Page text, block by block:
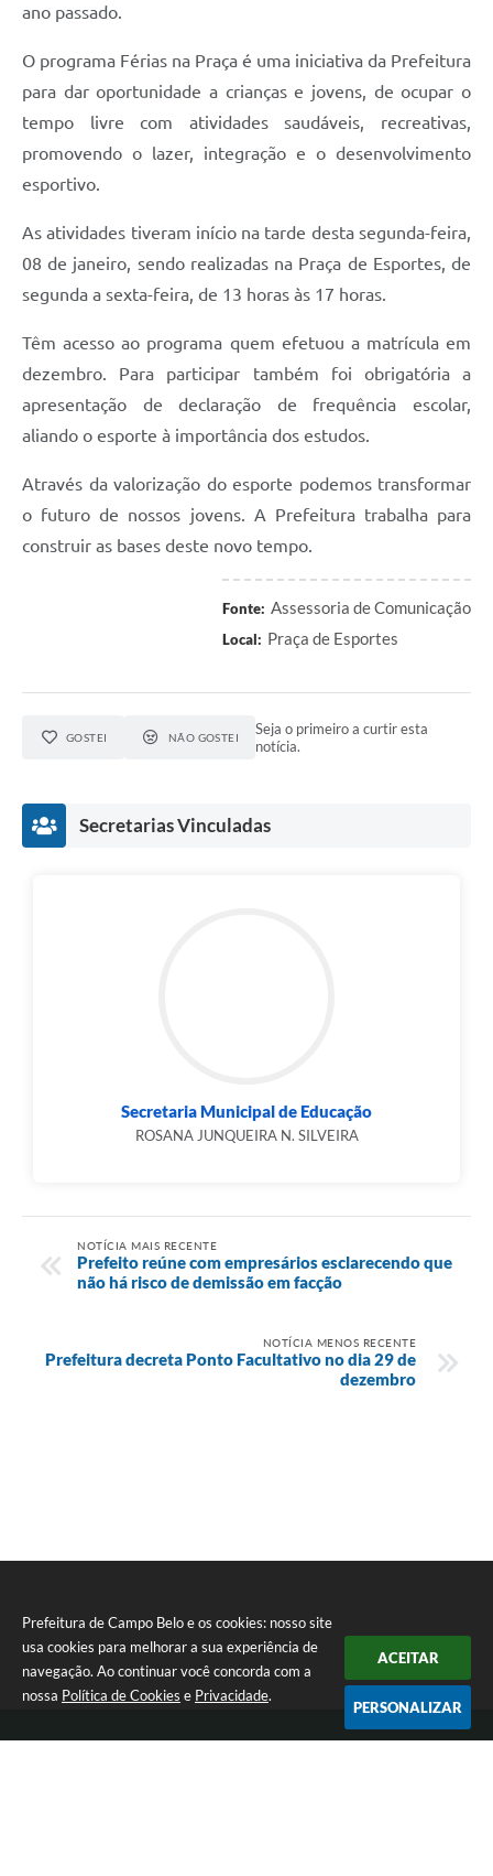
Prefeitura de Campo Belo e os cookies: nosso site
usa cookies para melhorar a sua experiência de
navegação. Ao continuar você concorda com a
nossa Política de Cookies e Privacidade.
ACEITAR
PERSONALIZAR
ano passado.
O programa Férias na Praça é uma iniciativa da Prefeitura
para dar oportunidade a crianças e jovens, de ocupar o
tempo livre com atividades saudáveis, recreativas,
promovendo o lazer, integração e o desenvolvimento
esportivo.
As atividades tiveram início na tarde desta segunda-feira,
08 de janeiro, sendo realizadas na Praça de Esportes, de
segunda a sexta-feira, de 13 horas às 17 horas.
Têm acesso ao programa quem efetuou a matrícula em
dezembro. Para participar também foi obrigatória a
apresentação de declaração de frequência escolar,
aliando o esporte à importância dos estudos.
Através da valorização do esporte podemos transformar
o futuro de nossos jovens. A Prefeitura trabalha para
construir as bases deste novo tempo.
Fonte: Assessoria de Comunicação
Local: Praça de Esportes
GOSTEI NÃO GOSTEI
Seja o primeiro a curtir esta
notícia.
Secretarias Vinculadas
Secretaria Municipal de Educação
ROSANA JUNQUEIRA N. SILVEIRA
NOTÍCIA MAIS RECENTE
Prefeito reúne com empresários esclarecendo que
não há risco de demissão em facção
NOTÍCIA MENOS RECENTE
Prefeitura decreta Ponto Facultativo no dia 29 de
dezembro